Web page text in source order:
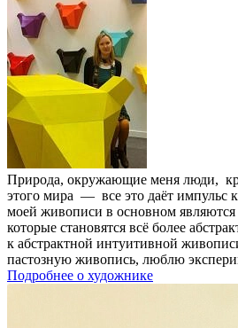
Природа, окружающие меня люди,
этого мира — все это даёт импульс
моей живописи в основном
которые становятся всё более
к абстрактной интуитивной
пастозную живопись, люблю
Подробнее о художнике